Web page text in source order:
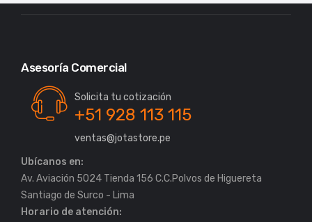
Asesoría Comercial
Solicita tu cotización
+51 928 113 115
ventas@jotastore.pe
Ubícanos en:
Av. Aviación 5024 Tienda 156 C.C.Polvos de Higuereta
Horario de atención: